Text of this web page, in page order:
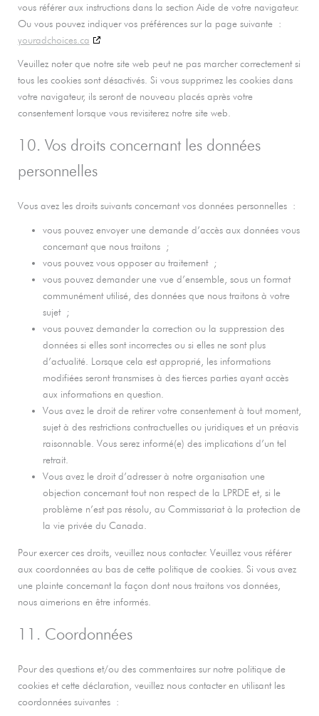
vous référer aux instructions dans la section Aide de votre navigateur.
Ou vous pouvez indiquer vos préférences sur la page suivante :
youradchoices.ca
Veuillez noter que notre site web peut ne pas marcher correctement si
tous les cookies sont désactivés. Si vous supprimez les cookies dans
votre navigateur, ils seront de nouveau placés après votre
consentement lorsque vous revisiterez notre site web.
10. Vos droits concernant les données
personnelles
Vous avez les droits suivants concernant vos données personnelles :
vous pouvez envoyer une demande d’accès aux données vous
concernant que nous traitons ;
vous pouvez vous opposer au traitement ;
vous pouvez demander une vue d’ensemble, sous un format
communément utilisé, des données que nous traitons à votre
sujet ;
vous pouvez demander la correction ou la suppression des
données si elles sont incorrectes ou si elles ne sont plus
d’actualité. Lorsque cela est approprié, les informations
modifiées seront transmises à des tierces parties ayant accès
aux informations en question.
Vous avez le droit de retirer votre consentement à tout moment,
sujet à des restrictions contractuelles ou juridiques et un préavis
raisonnable. Vous serez informé(e) des implications d’un tel
retrait.
Vous avez le droit d’adresser à notre organisation une
objection concernant tout non respect de la LPRDE et, si le
problème n’est pas résolu, au Commissariat à la protection de
la vie privée du Canada.
Pour exercer ces droits, veuillez nous contacter. Veuillez vous référer
aux coordonnées au bas de cette politique de cookies. Si vous avez
une plainte concernant la façon dont nous traitons vos données,
nous aimerions en être informés.
11. Coordonnées
Pour des questions et/ou des commentaires sur notre politique de
cookies et cette déclaration, veuillez nous contacter en utilisant les
coordonnées suivantes :